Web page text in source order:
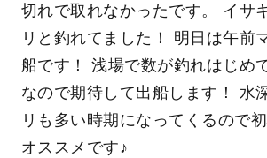
切れで取れなかったです。 イサ
リと釣れてました！ 明日は午前
船です！ 浅場で数が釣れはじめ
なので期待して出船します！ 水
リも多い時期になってくるので
オススメです♪